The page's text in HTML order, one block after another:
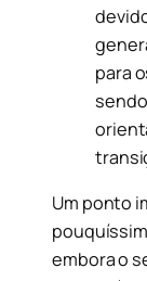
para
Um ponto
embora o